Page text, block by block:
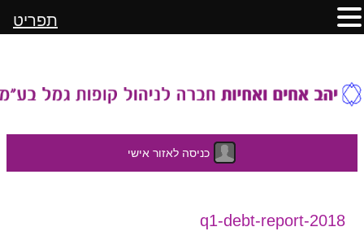
כניסה לאזור אישי
2018-q1-debt-report
תפריט